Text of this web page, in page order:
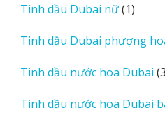
Tinh dầu Dubai nữ 11
phẩm
Tinh dầu Dubai phượng
Tinh dầu nước hoa Dubai
Tinh dầu nước hoa Dubai